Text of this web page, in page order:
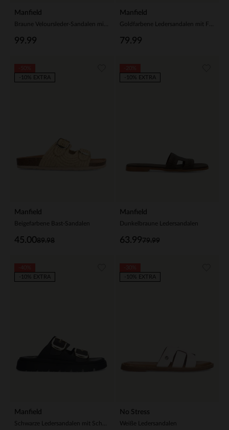
Manfield
99.99
Manfield
79.99
Manfield
Beigefarbene Bast-Sandalen
89.98
45.00
-10% EXTRA
Manfield
Dunkelbraune Ledersandalen
79.99
63.99
-10% EXTRA
Manfield
-10% EXTRA
No Stress
Weiße Ledersandalen
-10% EXTRA